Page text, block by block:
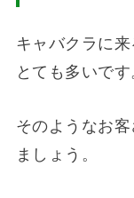
キャバクラに
とても多いです
そのようなお
ましょう。